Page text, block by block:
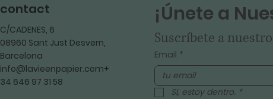
contact
C/CADENES, 6
08960 Sant Just Desvern,
Barcelona
info@lavieenpapier.com+
34 646 97 31 58
¡Únete a
Suscríbete a
Email *
SI, estoy dentro. *